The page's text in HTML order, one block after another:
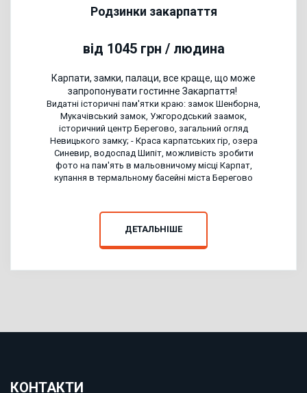
Родзинки закарпаття
від 1045 грн / людина
Карпати, замки, палаци, все краще, що може
запропонувати гостинне Закарпаття!
Видатні історичні пам'ятки краю: замок Шенборна,
Мукачівський замок, Ужгородський заамок,
історичний центр Берегово, загальний огляд
Невицького замку; - Краса карпатських гір, озера
Синевир, водоспад Шипіт, можливість зробити
фото на пам'ять в мальовничому місці Карпат,
купання в термальному басейні міста Берегово
ДЕТАЛЬНІШЕ
КОНТАКТИ